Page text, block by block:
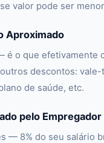
valor pode ser
Aproximado
é o que efetivamente
descontos:
de saúde, etc.
pelo Empregador
— 8% do seu salário